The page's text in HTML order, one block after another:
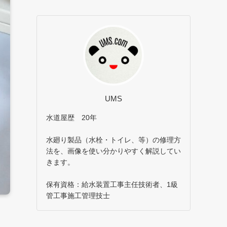
UMS
水道屋歴 20年
水廻り製品（水栓・トイレ、等）の修理方
法を、画像を使い分かりやすく解説してい
きます。
保有資格：給水装置工事主任技術者、1級
管工事施工管理技士